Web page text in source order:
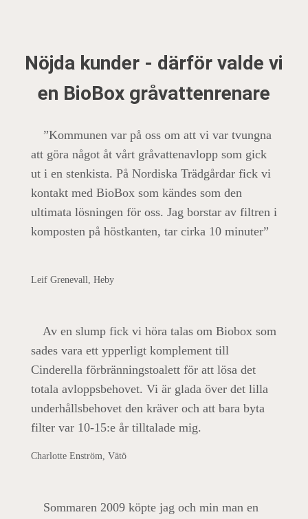
Nöjda kunder - därför valde vi
en BioBox gråvattenrenare
”Kommunen var på oss om att vi var tvungna
att göra något åt vårt gråvattenavlopp som gick
ut i en stenkista. På Nordiska Trädgårdar fick vi
kontakt med BioBox som kändes som den
ultimata lösningen för oss. Jag borstar av filtren i
komposten på höstkanten, tar cirka 10 minuter”
Leif Grenevall, Heby
Av en slump fick vi höra talas om Biobox som
sades vara ett ypperligt komplement till
Cinderella förbränningstoalett för att lösa det
totala avloppsbehovet. Vi är glada över det lilla
underhållsbehovet den kräver och att bara byta
filter var 10-15:e år tilltalade mig.
Charlotte Enström, Vätö
Sommaren 2009 köpte jag och min man en